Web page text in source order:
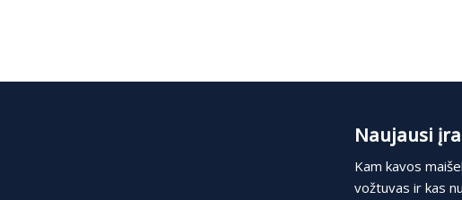
Naujausi
Kam kavos
vožtuvas ir kas